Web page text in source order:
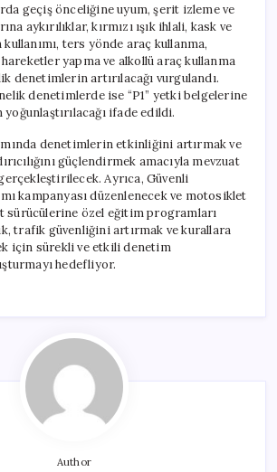
geçiş önceliğine uyum, şerit izleme ve
aykırılıklar, kırmızı ışık ihlali, kask ve
ters yönde araç kullanma,
yapma ve alkollü araç kullanma
denetimlerin artırılacağı vurgulandı.
denetimlerde ise “P1” yetki belgelerine
ifade edildi.
denetimlerin etkinliğini artırmak ve
güçlendirmek amacıyla mevzuat
Ayrıca, Güvenli
kampanyası düzenlenecek ve motosiklet
sürücülerine özel eğitim programları
trafik güvenliğini artırmak ve kurallara
için sürekli ve etkili denetim
hedefliyor.
Author